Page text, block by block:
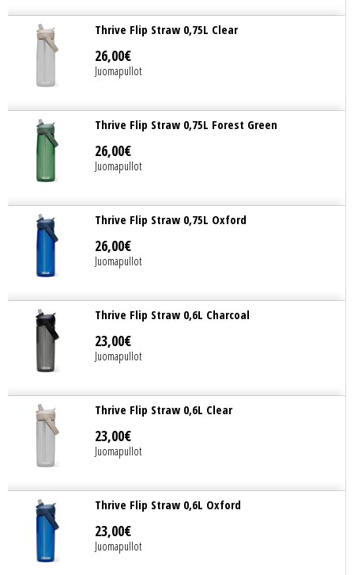
Thrive Flip Straw 0,75L Clear
26,00€
Juomapullot
Thrive Flip Straw 0,75L Forest Green
26,00€
Juomapullot
Thrive Flip Straw 0,75L Oxford
26,00€
Juomapullot
Thrive Flip Straw 0,6L Charcoal
23,00€
Juomapullot
Thrive Flip Straw 0,6L Clear
23,00€
Juomapullot
Thrive Flip Straw 0,6L Oxford
23,00€
Juomapullot